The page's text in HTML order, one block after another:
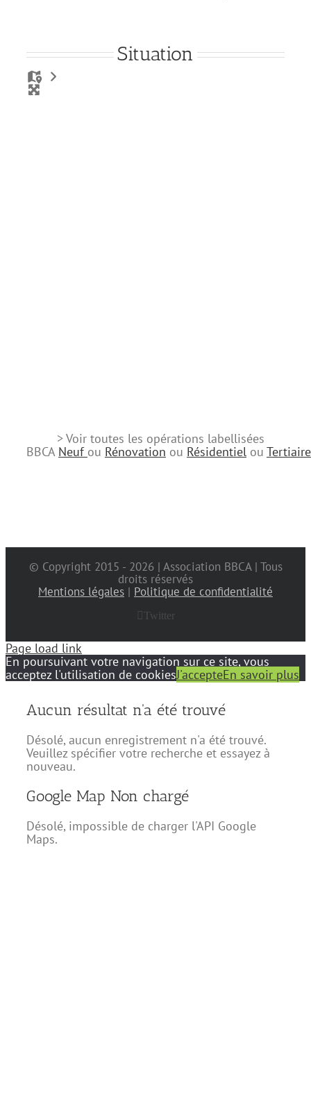
Situation
Aucun résultat n'a été trouvé
Désolé, aucun enregistrement n'a été trouvé.
Veuillez spécifier votre recherche et essayez à
nouveau.
Google Map Non chargé
Désolé, impossible de charger l'API Google
Maps.
> Voir toutes les opérations labellisées
BBCA Neuf ou Rénovation ou Résidentielou Tertiaire
© Copyright 2015 - 2026 | Association BBCA | Tous
droits réservés
Mentions légales | Politique de confidentialité
Twitter
Page load link
En poursuivant votre navigation sur ce site, vous
acceptez l'utilisation de cookiesJ'accepteEn savoir plus